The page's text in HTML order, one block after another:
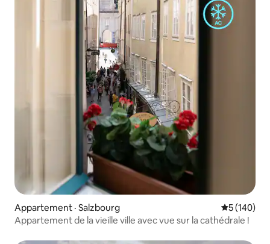
Appartement · Salzbourg Note
5 (140)
Appartement de la vieille ville avec vue sur la cathédrale !